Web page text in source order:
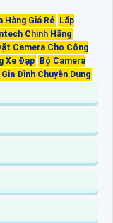
Hàng Giá Rẻ Lăp
Chính Hãng
Camera Cho Công
Xe Đạp Bộ Camera
Đình Chuyên Dụng